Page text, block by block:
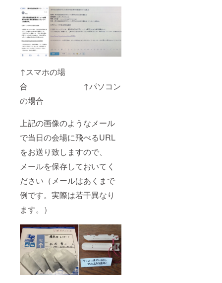
↑スマホの場
合 ↑パソコン
の場合
上記の画像のようなメール
で当日の会場に飛べるURL
をお送り致しますので、
メールを保存しておいてく
ださい（メールはあくまで
例です。実際は若干異なり
ます。）